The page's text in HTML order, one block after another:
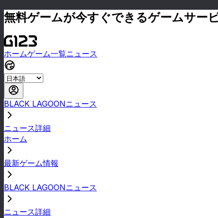
無料ゲームが今すぐできるゲームサー
ホームゲーム一覧ニュース
BLACK LAGOONニュース
ニュース詳細
ホーム
最新ゲーム情報
BLACK LAGOONニュース
ニュース詳細